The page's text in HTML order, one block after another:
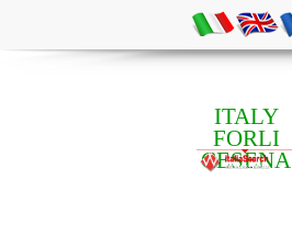
ITALY
FORLI
CESENA